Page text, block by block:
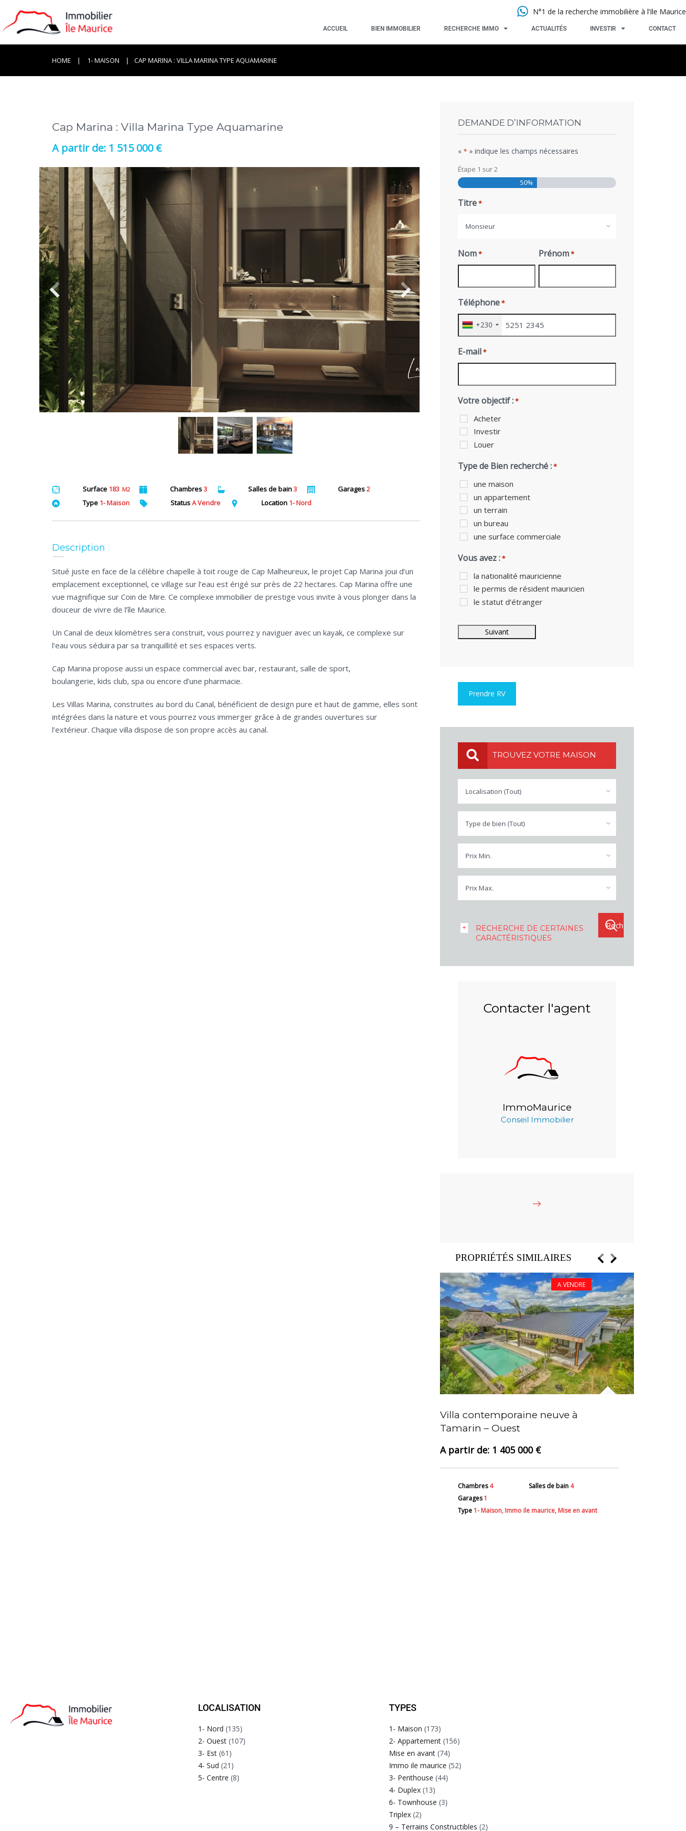
N°1 de la recherche immobilière à l’Ile Maurice
ACCUEIL BIEN IMMOBILIER RECHERCHE IMMO ACTUALITÉS INVESTIR CONTACT
HOME 1- MAISON CAP MARINA : VILLA MARINA TYPE AQUAMARINE
Cap Marina : Villa Marina Type Aquamarine
1 515 000 €
Surface 183 M2 Chambres3 Salles de bain3 Garages2
Type 1- Maison StatusA Vendre Location 1- Nord
Description
Situé juste en face de la célèbre chapelle à toit rouge de Cap Malheureux, le projet Cap Marina joui d’un
emplacement exceptionnel, ce village sur l’eau est érigé sur près de 22 hectares. Cap Marina offre une
vue magnifique sur Coin de Mire. Ce complexe immobilier de prestige vous invite à vous plonger dans la
douceur de vivre de l’île Maurice.
Un Canal de deux kilomètres sera construit, vous pourrez y naviguer avec un kayak, ce complexe sur
l’eau vous séduira par sa tranquillité et ses espaces verts.
Cap Marina propose aussi un espace commercial avec bar, restaurant, salle de sport,
boulangerie, kids club, spa ou encore d’une pharmacie.
Les Villas Marina, construites au bord du Canal, bénéficient de design pure et haut de gamme, elles sont
intégrées dans la nature et vous pourrez vous immerger grâce à de grandes ouvertures sur
l’extérieur. Chaque villa dispose de son propre accès au canal.
DEMANDE D’INFORMATION
« * » indique les champs nécessaires
Étape 1 sur2
50%
Titre*
Monsieur
Nom* Prénom*
Téléphone*
+230
E-mail*
Votre objectif :*
Acheter
Investir
Louer
Type de Bien recherché :*
une maison
un appartement
un terrain
un bureau
une surface commerciale
Vous avez :*
la nationalité mauricienne
le permis de résident mauricien
le statut d’étranger
Prendre RV
TROUVEZ VOTRE MAISON
Localisation (Tout)
Type de bien (Tout)
Prix Min.
Prix Max.
RECHERCHE DE CERTAINES
CARACTÉRISTIQUES
Contacter l'agent
ImmoMaurice
Conseil Immobilier
PROPRIÉTÉS SIMILAIRES
Villa contemporaine neuve à
Tamarin – Ouest
1 405 000 €
A VENDRE
Chambres 4 Salles de bain 4
Garages1
Type1- Maison, Immo ile maurice, Mise en avant
LOCALISATION
1- Nord (135)
2- Ouest (107)
3- Est (61)
4- Sud (21)
5- Centre (8)
TYPES
1- Maison (173)
2- Appartement(156)
Mise en avant(74)
Immo ile maurice (52)
3- Penthouse (44)
4- Duplex(13)
6- Townhouse (3)
Triplex(2)
9 – Terrains Constructibles (2)